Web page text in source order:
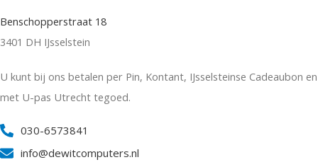
Benschopperstraat 18
3401 DH IJsselstein
U kunt bij ons betalen per Pin, Kontant, IJsselsteinse Cadeaubon en
met U-pas Utrecht tegoed.
030-6573841
info@dewitcomputers.nl